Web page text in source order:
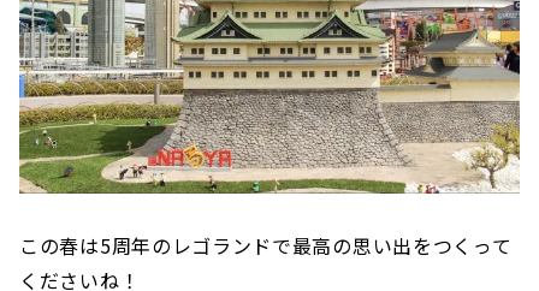
この春は5周年のレゴランドで最高の思い出をつくって
くださいね！